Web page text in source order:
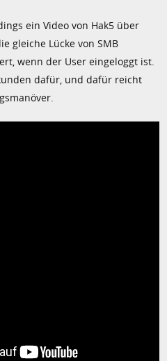
ein Video von Hak5 über
gleiche Lücke von SMB
wenn der User eingeloggt ist.
dafür, und dafür reicht